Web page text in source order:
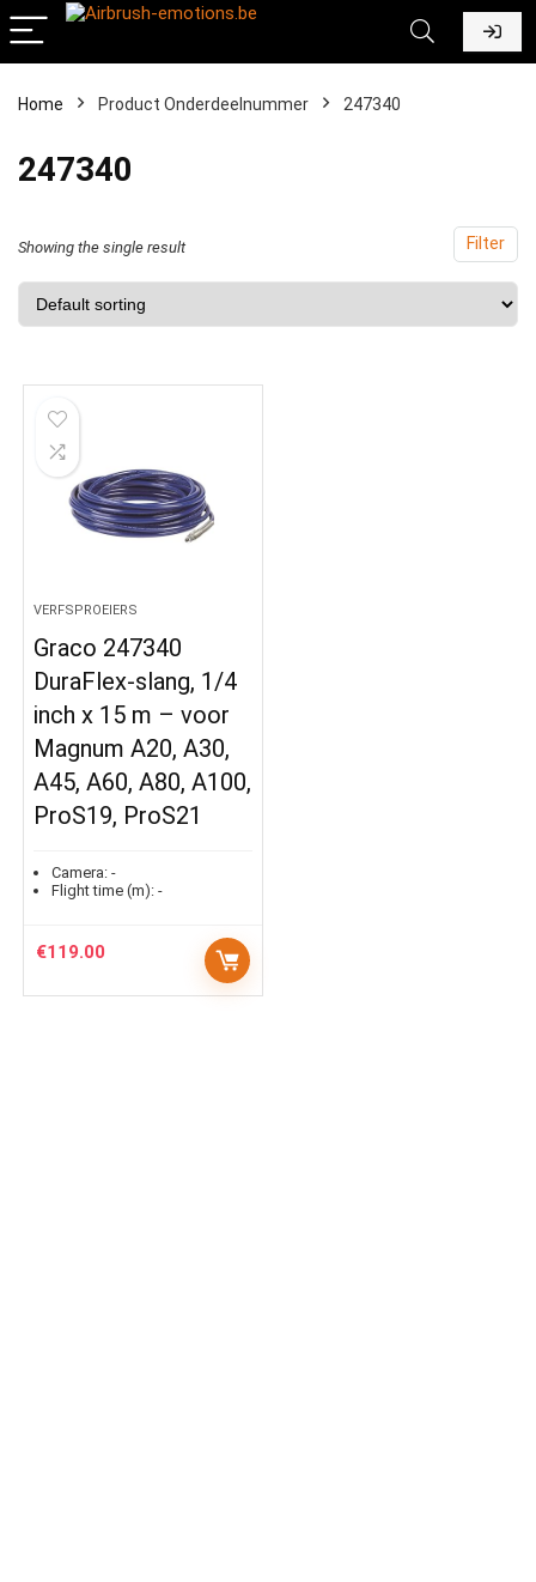
Home Product Onderdeelnummer ‎247340
‎247340
Filter
Showing the single result
VERFSPROEIERS
Graco 247340
DuraFlex-slang, 1/4
inch x 15 m – voor
Magnum A20, A30,
A45, A60, A80, A100,
ProS19, ProS21
Camera: -
Flight time (m): -
€119.00